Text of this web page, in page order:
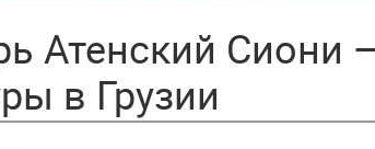
Атенский Сиони
в Грузии